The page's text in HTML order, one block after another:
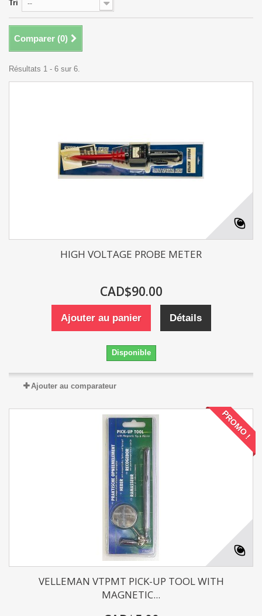
Tri --
Comparer (0)
Résultats 1 - 6 sur 6.
HIGH VOLTAGE PROBE METER
CAD$90.00
Ajouter au panier Détails
Disponible
Ajouter au comparateur
PROMO !
VELLEMAN VTPMT PICK-UP TOOL WITH
MAGNETIC...